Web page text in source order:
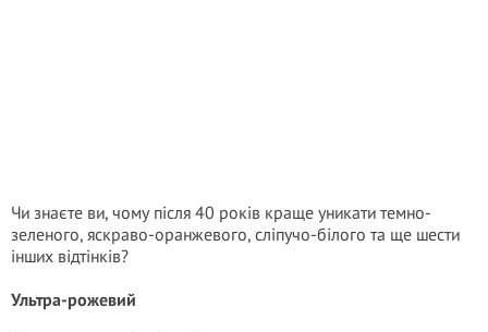
Чи знаєте ви, чому після 40 років краще уникати темно-
зеленого, яскраво-оранжевого, сліпучо-білого та ще шести
інших відтінків?
Ультра-рожевий